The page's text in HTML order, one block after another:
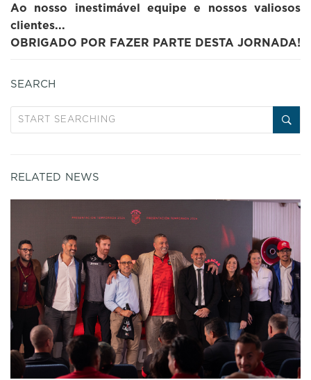
Ao nosso inestimável equipe e nossos valiosos
clientes...
OBRIGADO POR FAZER PARTE DESTA JORNADA!
SEARCH
RELATED NEWS